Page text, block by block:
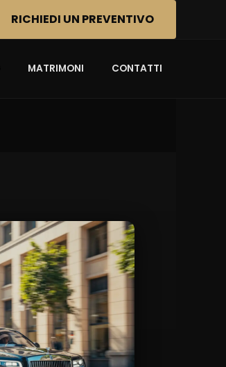
RICHIEDI UN PREVENTIVO
MATRIMONI CONTATTI